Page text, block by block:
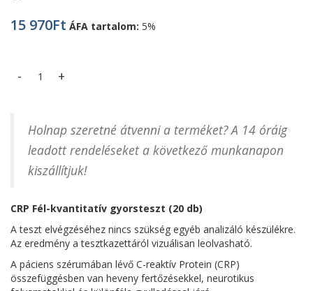
15 970Ft ÁFA tartalom: 5%
CRP Fél-kvantitatív kazettás gyorsteszt (20 db) mennyiség
Holnap szeretné átvenni a terméket? A 14 óráig
leadott rendeléseket a következő munkanapon
kiszállítjuk!
CRP Fél-kvantitatív gyorsteszt (20 db)
A teszt elvégzéséhez nincs szükség egyéb analizáló készülékre.
Az eredmény a tesztkazettáról vizuálisan leolvasható.
A páciens szérumában lévő C-reaktív Protein (CRP)
összefüggésben van heveny fertőzésekkel, neurotikus